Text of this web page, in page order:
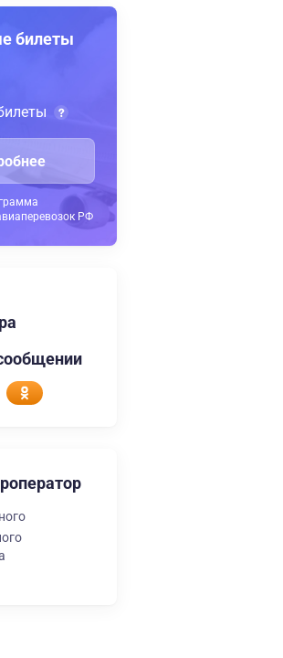
билеты
РФ